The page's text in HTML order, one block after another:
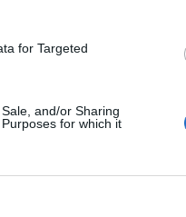
for Targeted
and/or Sharing
for which it
de la aplicación
puedes solicitar
en cuenta que si
ahorrado,
planean